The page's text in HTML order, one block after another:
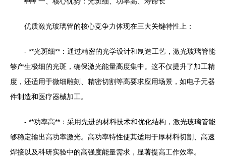
优质激光玻璃管的核心竞争力体现在三大关键特性上：
- **光斑细**：通过精密的光学设计和制造工艺，激光玻璃管能
够产生极细的光斑，确保激光能量高度集中。这不仅提升了加工精
度，还适用于微细雕刻、精密切割等高要求应用场景，如电子元器
件制造和医疗器械加工。
- **功率高**：采用先进的材料技术和优化结构，激光玻璃管能
够稳定输出高功率激光。高功率特性使其适用于厚材料切割、高速
焊接以及科研实验中的高强度能量需求，显著提高工作效率。